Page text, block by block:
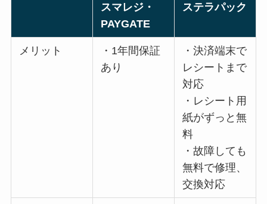
スマレジ・
PAYGATE
ステラパック
メリット
・1年間保証
あり
・決済端末で
レシートまで
対応
・レシート用
紙がずっと無
料
・故障しても
無料で修理、
交換対応